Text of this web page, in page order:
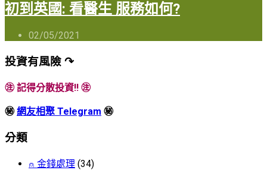
初到英國: 看醫生 服務如何?
02/05/2021
投資有風險 ↷
㊟ 記得分散投資!! ㊟
㊙ 網友相聚 Telegram ㊙
分類
⍝ 金錢處理 (34)